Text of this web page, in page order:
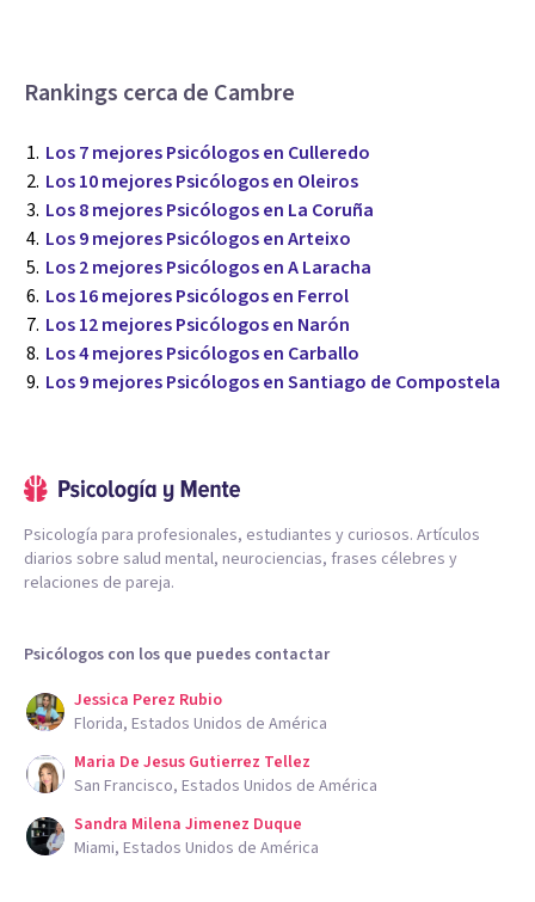
Rankings cerca de Cambre
Los 7 mejores Psicólogos en Culleredo
Los 10 mejores Psicólogos en Oleiros
Los 8 mejores Psicólogos en La Coruña
Los 9 mejores Psicólogos en Arteixo
Los 2 mejores Psicólogos en A Laracha
Los 16 mejores Psicólogos en Ferrol
Los 12 mejores Psicólogos en Narón
Los 4 mejores Psicólogos en Carballo
Los 9 mejores Psicólogos en Santiago de Compostela
Psicología para profesionales, estudiantes y curiosos. Artículos
diarios sobre salud mental, neurociencias, frases célebres y
relaciones de pareja.
Psicólogos con los que puedes contactar
Jessica Perez Rubio
Florida, Estados Unidos de América
Maria De Jesus Gutierrez Tellez
San Francisco, Estados Unidos de América
Sandra Milena Jimenez Duque
Miami, Estados Unidos de América